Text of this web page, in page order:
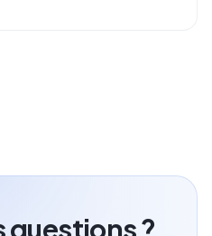
questions ?